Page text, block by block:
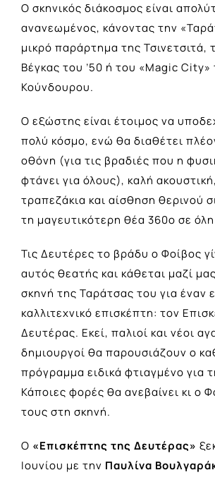
Ο σκηνικός διάκοσμος είναι
ανανεωμένος, κάνοντας την
μικρό παράρτημα της Τσινετσιτά,
Βέγκας του ’50 ή του «Magic City»
Κούνδουρου.
Ο εξώστης είναι έτοιμος να
πολύ κόσμο, ενώ θα διαθέτει
οθόνη (για τις βραδιές που η
φτάνει για όλους), καλή
τραπεζάκια και αίσθηση θερινού
τη μαγευτικότερη θέα 360ο σε
Τις Δευτέρες το βράδυ ο Φοίβος
αυτός θεατής και κάθεται μαζί
σκηνή της Ταράτσας του για έναν
καλλιτεχνικό επισκέπτη: τον
Δευτέρας. Εκεί, παλιοί και νέοι
δημιουργοί θα παρουσιάζουν ο
πρόγραμμα ειδικά φτιαγμένο για
Κάποιες φορές θα ανεβαίνει κι ο
τους στη σκηνή.
Ο «Επισκέπτης της Δευτέρας»
Ιουνίου με την Παυλίνα